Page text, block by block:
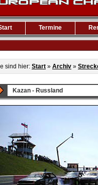
Termine
sind hier: Start » Archiv »
Kazan - Russland